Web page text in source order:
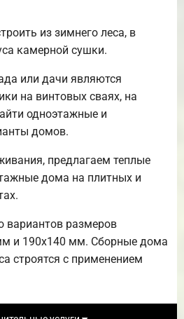
из зимнего леса, в
камерной сушки.
или дачи являются
на винтовых сваях, на
одноэтажные и
домов.
предлагаем теплые
дома на плитных и
вариантов размеров
и 190х140 мм. Сборные дома
строятся с применением